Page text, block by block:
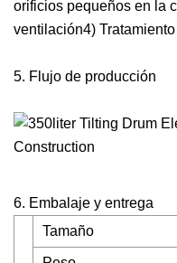
orificios pequeños en la
ventilación4)
5. Flujo de producción
6. Embalaje y entrega
Tamaño